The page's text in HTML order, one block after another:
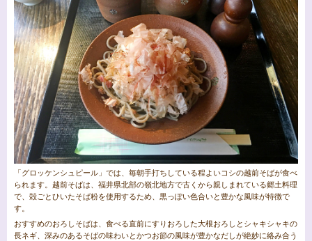
「グロッケンシュピール」では、毎朝手打ちしている程よいコシの越前そばが食べ
られます。越前そばは、福井県北部の嶺北地方で古くから親しまれている郷土料理
で、殻ごとひいたそば粉を使用するため、黒っぽい色合いと豊かな風味が特徴で
す。
おすすめのおろしそばは、食べる直前にすりおろした大根おろしとシャキシャキの
長ネギ、深みのあるそばの味わいとかつお節の風味が豊かなだしが絶妙に絡み合う